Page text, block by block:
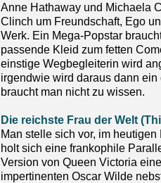
Anne Hathaway und Michaela
Clinch um Freundschaft, Ego
Werk. Ein Mega-Popstar
passende Kleid zum fetten
einstige Wegbegleiterin wird
irgendwie wird daraus dann
braucht man nicht zu wissen.
Die reichste Frau der Welt
Man stelle sich vor, im heutigen
holt sich eine frankophile
Version von Queen Victoria
impertinenten Oscar Wilde